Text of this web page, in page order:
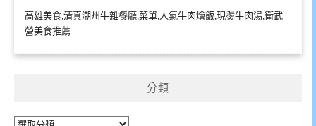
高雄美食,清真潮州牛雜餐廳,菜單,人氣牛肉燴飯,現燙牛肉湯,衛武
營美食推薦
分類
分